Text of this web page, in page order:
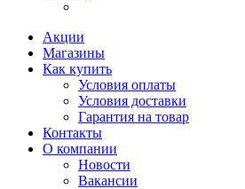
Акции
Магазины
Как купить
Условия оплаты
Условия доставки
Гарантия на товар
Контакты
О компании
Новости
Вакансии